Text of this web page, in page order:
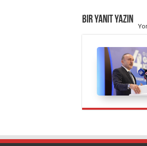
Bir yanıt yazın